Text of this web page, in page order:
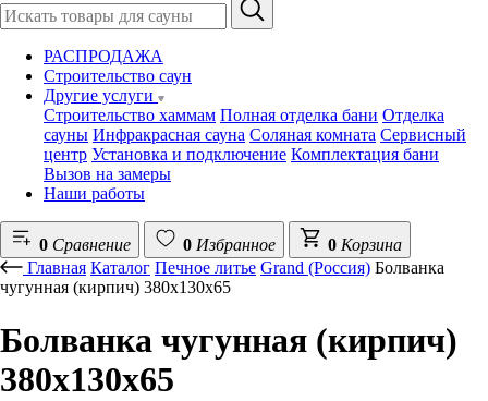
РАСПРОДАЖА
Строительство саун
Другие услуги
Строительство хаммам Полная отделка бани Отделка
сауны Инфракрасная сауна Соляная комната Сервисный
центр Установка и подключение Комплектация бани
Вызов на замеры
Наши работы
0 Сравнение 0 Избранное 0 Корзина
Главная Каталог Печное литье Grand (Россия) Болванка
чугунная (кирпич) 380x130x65
Болванка чугунная (кирпич)
380x130x65